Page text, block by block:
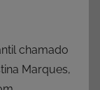
chamado
Marques,